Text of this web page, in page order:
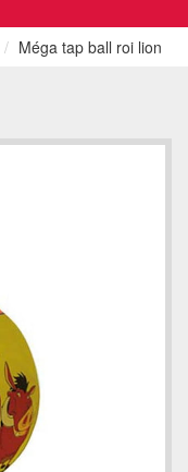
Méga tap ball roi lion